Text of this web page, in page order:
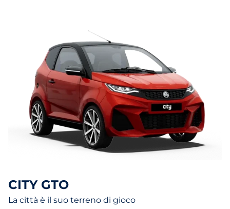
CITY GTO
La città è il suo terreno di gioco